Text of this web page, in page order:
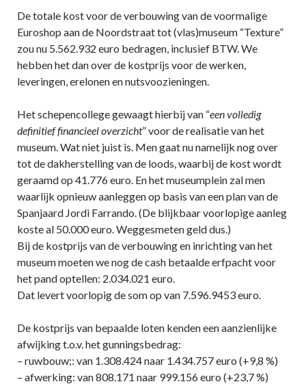
De totale kost voor de verbouwing van de voormalige
Euroshop aan de Noordstraat tot (vlas)museum “Texture”
zou nu 5.562.932 euro bedragen, inclusief BTW. We
hebben het dan over de kostprijs voor de werken,
leveringen, erelonen en nutsvoozieningen.
Het schepencollege gewaagt hierbij van “een volledig
definitief financieel overzicht” voor de realisatie van het
museum. Wat niet juist is. Men gaat nu namelijk nog over
tot de dakherstelling van de loods, waarbij de kost wordt
geraamd op 41.776 euro. En het museumplein zal men
waarlijk opnieuw aanleggen op basis van een plan van de
Spanjaard Jordi Farrando. (De blijkbaar voorlopige aanleg
koste al 50.000 euro. Weggesmeten geld dus.)
Bij de kostprijs van de verbouwing en inrichting van het
museum moeten we nog de cash betaalde erfpacht voor
het pand optellen: 2.034.021 euro.
Dat levert voorlopig de som op van 7.596.9453 euro.
De kostprijs van bepaalde loten kenden een aanzienlijke
afwijking t.o.v. het gunningsbedrag:
– ruwbouw;: van 1.308.424 naar 1.434.757 euro (+9,8 %)
– afwerking: van 808.171 naar 999.156 euro (+23,7 %)